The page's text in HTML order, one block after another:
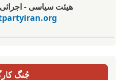
هیئت سیاسی - اجرائی
جُنگ